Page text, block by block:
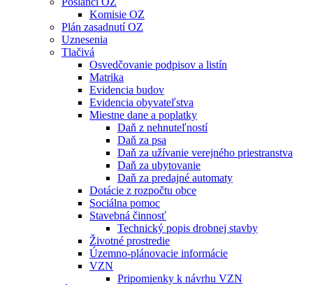
Komisie OZ
Plán zasadnutí OZ
Uznesenia
Tlačivá
Osvedčovanie podpisov a listín
Matrika
Evidencia budov
Evidencia obyvateľstva
Miestne dane a poplatky
Daň z nehnuteľností
Daň za psa
Daň za užívanie verejného priestranstva
Daň za ubytovanie
Daň za predajné automaty
Dotácie z rozpočtu obce
Sociálna pomoc
Stavebná činnosť
Technický popis drobnej stavby
Životné prostredie
Územno-plánovacie informácie
VZN
Pripomienky k návrhu VZN